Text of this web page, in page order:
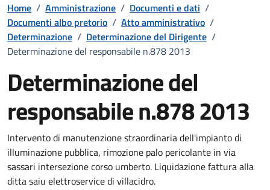
Home / Amministrazione / Documenti e dati /
Documenti albo pretorio / Atto amministrativo /
Determinazione / Determinazione del Dirigente /
Determinazione del responsabile n.878 2013
Determinazione del
responsabile n.878 2013
Dettaglio del documento
Intervento di manutenzione straordinaria dell'impianto di
illuminazione pubblica, rimozione palo pericolante in via
sassari intersezione corso umberto. Liquidazione fattura alla
ditta saiu elettroservice di villacidro.